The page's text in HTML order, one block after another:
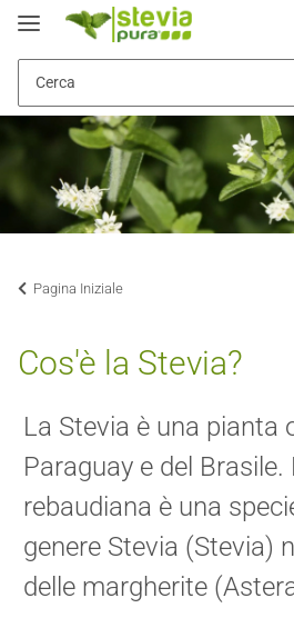
Pagina Iniziale
Cos'è la Stevia?
La Stevia è una pianta
Paraguay e del Brasile.
rebaudiana è una
genere Stevia (Stevia)
delle margherite